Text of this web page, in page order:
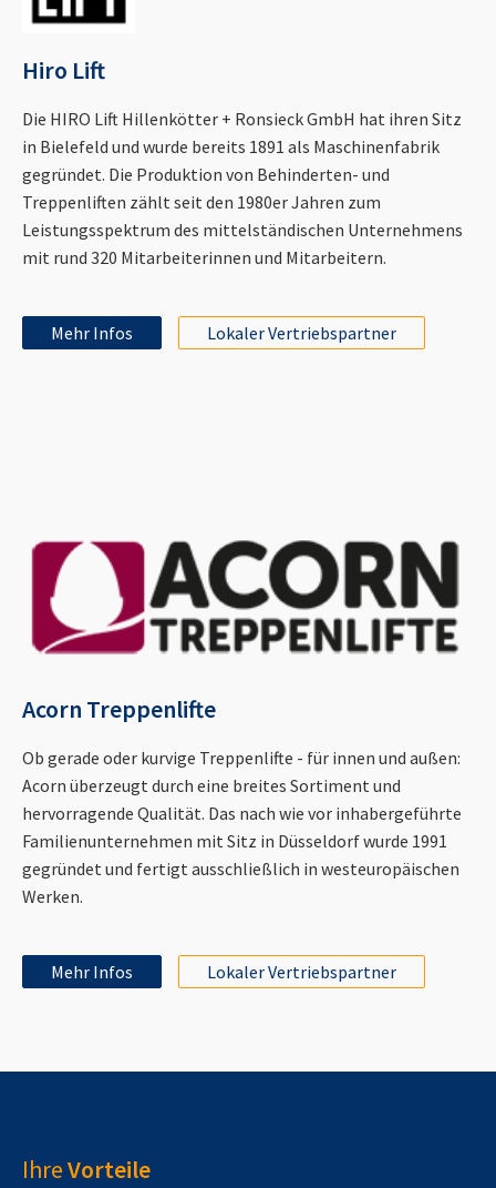
Hiro Lift
Die HIRO Lift Hillenkötter + Ronsieck GmbH hat ihren Sitz
in Bielefeld und wurde bereits 1891 als Maschinenfabrik
gegründet. Die Produktion von Behinderten- und
Treppenliften zählt seit den 1980er Jahren zum
Leistungsspektrum des mittelständischen Unternehmens
mit rund 320 Mitarbeiterinnen und Mitarbeitern.
Mehr Infos Lokaler Vertriebspartner
Acorn Treppenlifte
Ob gerade oder kurvige Treppenlifte - für innen und außen:
Acorn überzeugt durch eine breites Sortiment und
hervorragende Qualität. Das nach wie vor inhabergeführte
Familienunternehmen mit Sitz in Düsseldorf wurde 1991
gegründet und fertigt ausschließlich in westeuropäischen
Werken.
Mehr Infos Lokaler Vertriebspartner
IhreVorteile